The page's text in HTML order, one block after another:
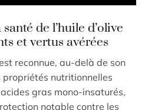
de l’huile d’olive
et vertus avérées
reconnue, au-delà de son
nutritionnelles
gras mono-insaturés,
notable contre les